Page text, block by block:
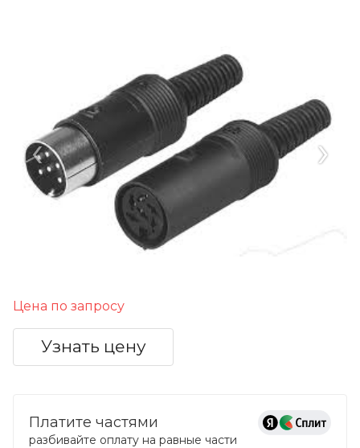
‹ ›
Цена по запросу
Узнать цену
Платите частями
разбивайте оплату на равные части